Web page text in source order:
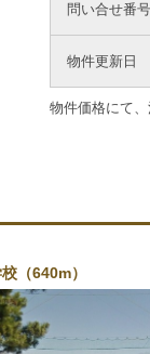
問い合せ番号
物件更新日
物件価格にて
（640m）